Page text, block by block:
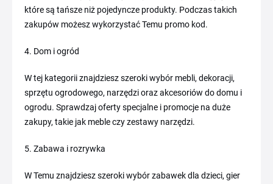
które są tańsze niż pojedyncze produkty. Podczas takich
zakupów możesz wykorzystać Temu promo kod.
4. Dom i ogród
W tej kategorii znajdziesz szeroki wybór mebli, dekoracji,
sprzętu ogrodowego, narzędzi oraz akcesoriów do domu i
ogrodu. Sprawdzaj oferty specjalne i promocje na duże
zakupy, takie jak meble czy zestawy narzędzi.
5. Zabawa i rozrywka
W Temu znajdziesz szeroki wybór zabawek dla dzieci, gier